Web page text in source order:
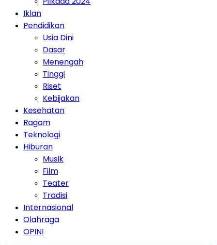
Iklan
Pendidikan
Usia Dini
Dasar
Menengah
Tinggi
Riset
Kebijakan
Kesehatan
Ragam
Teknologi
Hiburan
Musik
Film
Teater
Tradisi
Internasional
Olahraga
OPINI